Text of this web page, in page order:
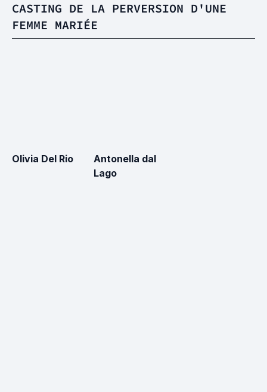
CASTING DE LA PERVERSION D'UNE
FEMME MARIÉE
Olivia Del Rio
Antonella dal
Lago